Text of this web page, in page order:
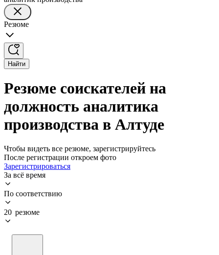
Резюме
Найти
Резюме соискателей на
должность аналитика
производства в Алтуде
Чтобы видеть все резюме, зарегистрируйтесь
После регистрации откроем фото
Зарегистрироваться
За всё время
По соответствию
20 резюме